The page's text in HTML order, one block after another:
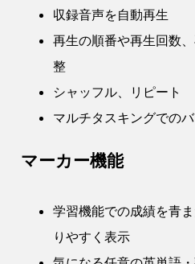
収録音声を自動再生
再生の順番や再生回数
整
シャッフル、リピート
マルチタスキングでの
マーカー機能
学習機能での成績を青
りやすく表示